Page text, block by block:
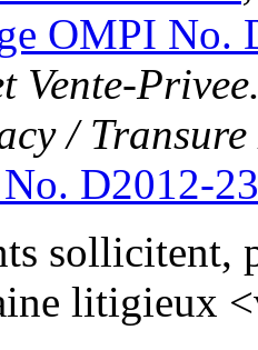
OMPI No.
Vente-
/
D2012-
sollicitent,
litigieux